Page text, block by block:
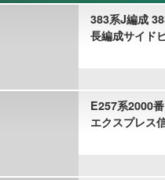
383系J編成
長編成サイド
E257系2000
エクスプレス